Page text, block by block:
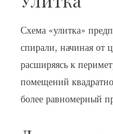
Схема «улитка»
спирали, начиная от
расширяясь к
помещений
более равномерный